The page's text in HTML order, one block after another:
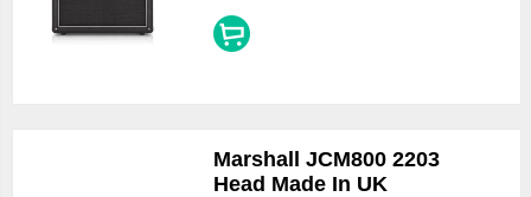
Marshall JCM800 2203
Head Made In UK